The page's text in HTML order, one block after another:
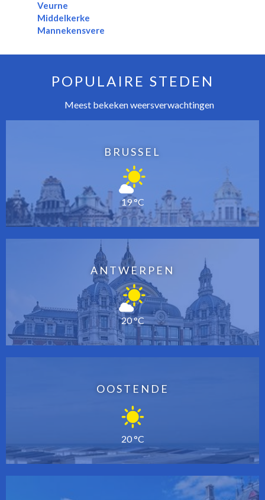
Veurne
Middelkerke
Mannekensvere
POPULAIRE STEDEN
Meest bekeken weersverwachtingen
BRUSSEL
19 °C
ANTWERPEN
20 °C
OOSTENDE
20 °C